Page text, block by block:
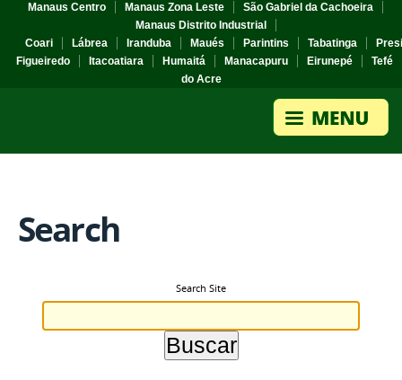
Manaus Centro Manaus Zona Leste
São Gabriel da Cachoeira
Manaus Distrito Industrial
Coari
Lábrea Iranduba Maués Parintins Tabatinga
Figueiredo
Itacoatiara Humaitá Manacapuru Eirunepé
Tefé
do Acre
Search
Search Site